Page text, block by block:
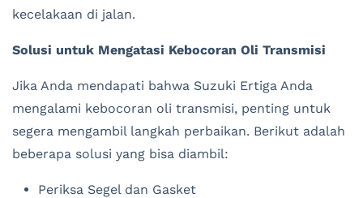
kecelakaan di jalan.
Solusi untuk Mengatasi Kebocoran Oli Transmisi
Jika Anda mendapati bahwa Suzuki Ertiga Anda
mengalami kebocoran oli transmisi, penting untuk
segera mengambil langkah perbaikan. Berikut adalah
beberapa solusi yang bisa diambil:
Periksa Segel dan Gasket